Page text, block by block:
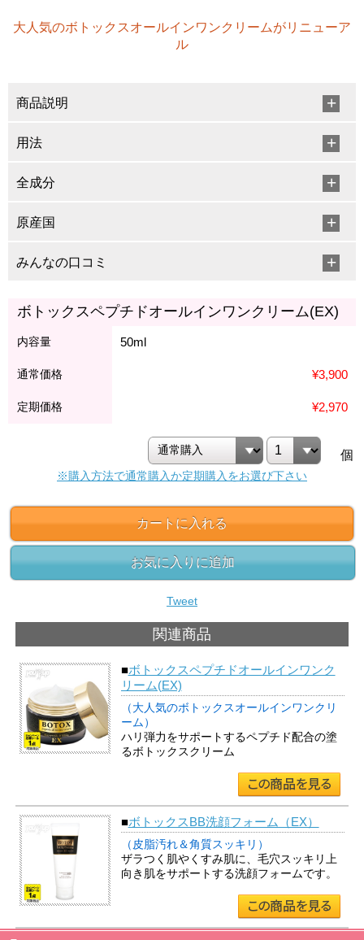
大人気のボトックスオールインワンクリームがリニューア
ル
商品説明
用法
全成分
原産国
みんなの口コミ
ボトックスペプチドオールインワンクリーム(EX)
内容量 50ml
通常価格 ¥3,900
定期価格 ¥2,970
個
※購入方法で通常購入か定期購入をお選び下さい
カートに入れる
お気に入りに追加
Tweet
関連商品
■ボトックスペプチドオールインワンク
リーム(EX)
（大人気のボトックスオールインワンクリ
ーム）
ハリ弾力をサポートするペプチド配合の塗
るボトックスクリーム
■ボトックスBB洗顔フォーム（EX）
（皮脂汚れ＆角質スッキリ）
ザラつく肌やくすみ肌に、毛穴スッキリ上
向き肌をサポートする洗顔フォームです。